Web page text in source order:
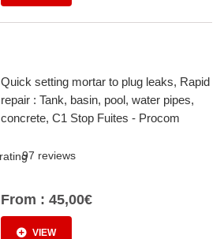
Quick setting mortar to plug leaks, Rapid
repair : Tank, basin, pool, water pipes,
concrete, C1 Stop Fuites - Procom
97 reviews
From : 45,00€
VIEW